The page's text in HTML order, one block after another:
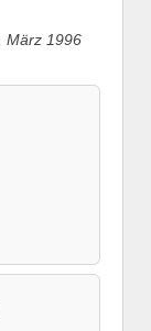
März 1996